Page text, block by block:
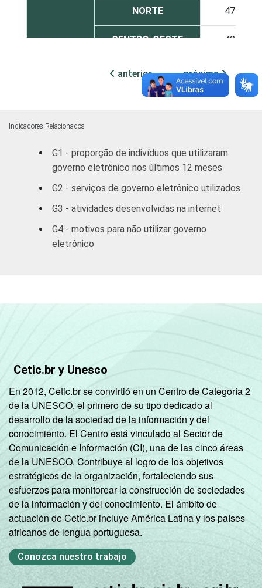
NORTE 47
CENTRO-OESTE 40
Masculino 44
Feminino 38
GRAU DE
infantil/Fundamental
41
Superior
FAIXA
FAMILIAR
2 SM - 3 SM
3 SM - 5 SM
5 SM - 10 SM
10 SM ou +
CLASSE
SOCIAL
2
46
C 38
anterior próxima
Indicadores Relacionados
G1 - proporção de indivíduos que utilizaram
governo eletrônico nos últimos 12 meses
G2 - serviços de governo eletrônico utilizados
G3 - atividades desenvolvidas na internet
G4 - motivos para não utilizar governo
eletrônico
Cetic.br y Unesco
En 2012, Cetic.br se convirtió en un Centro de Categoría 2
de la UNESCO, el primero de su tipo dedicado al
desarrollo de la sociedad de la información y del
conocimiento. El Centro está vinculado al Sector de
Comunicación e Información (CI), una de las cinco áreas
de la UNESCO. Contribuye al logro de los objetivos
estratégicos de la organización, fortaleciendo sus
esfuerzos para monitorear la construcción de sociedades
de la información y del conocimiento. El ámbito de
actuación de Cetic.br incluye América Latina y los países
africanos de lengua portuguesa.
Conozca nuestro trabajo